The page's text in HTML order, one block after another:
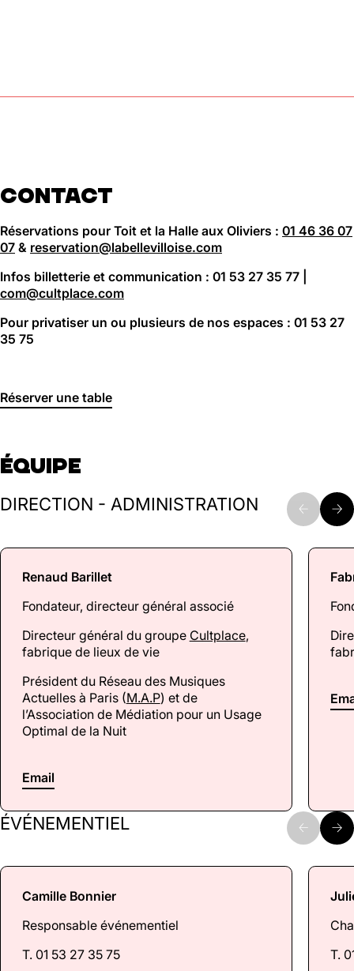
CONTACT
Réservations pour Toit et la Halle aux Oliviers : 01 46 36 07
07 & reservation@labellevilloise.com
Infos billetterie et communication : 01 53 27 35 77 |
com@cultplace.com
Pour privatiser un ou plusieurs de nos espaces : 01 53 27
35 75
Réserver une table
ÉQUIPE
DIRECTION - ADMINISTRATION
Renaud Barillet
Fondateur, directeur général associé
Directeur général du groupe Cultplace,
fabrique de lieux de vie
Président du Réseau des Musiques
Actuelles à Paris (M.A.P) et de
l’Association de Médiation pour un Usage
Optimal de la Nuit
Email
ÉVÉNEMENTIEL
Camille Bonnier
Responsable événementiel
T. 01 53 27 35 75
T.